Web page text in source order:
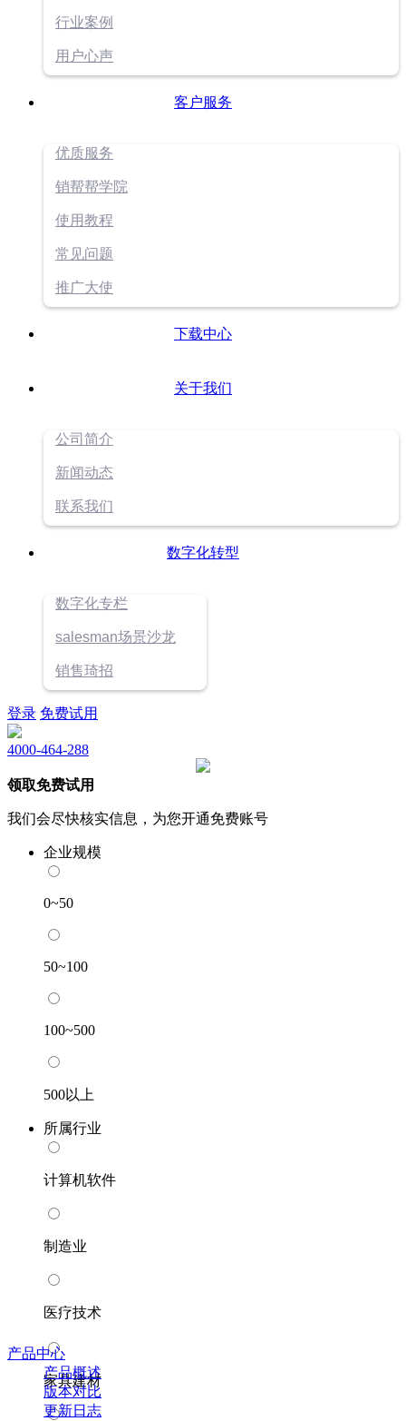
行业案例
用户心声
客户服务
优质服务
销帮帮学院
使用教程
常见问题
推广大使
下载中心
关于我们
公司简介
新闻动态
联系我们
数字化转型
数字化专栏
salesman场景沙龙
销售琦招
登录 免费试用
4000-464-288
领取免费试用
我们会尽快核实信息，为您开通免费账号
企业规模
0~50
50~100
100~500
500以上
所属行业
计算机软件
制造业
医疗技术
家具建材
产品中心
产品概述
版本对比
更新日志